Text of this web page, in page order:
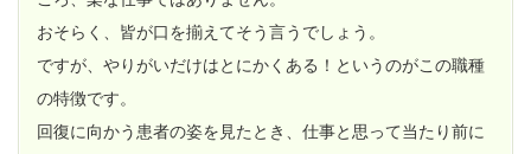
おそらく、皆が口を揃えてそう言うでしょう。
ですが、やりがいだけはとにかくある！というのがこの職種
の特徴です。
回復に向かう患者の姿を見たとき、仕事と思って当たり前に